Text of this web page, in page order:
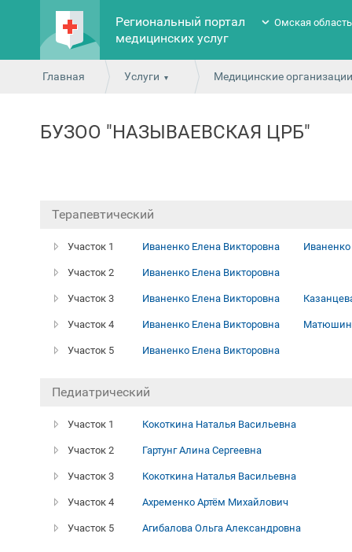
Региональный портал
медицинских услуг
Омская область
Главная Услуги Медицинские
БУЗОО "НАЗЫВАЕВСКАЯ ЦРБ"
Терапевтический
Участок 1 Иваненко Елена Викторовна
Участок 2 Иваненко Елена Викторовна
Участок 3 Иваненко Елена Викторовна
Участок 4 Иваненко Елена Викторовна
Участок 5 Иваненко Елена Викторовна
Педиатрический
Участок 1 Кокоткина Наталья Васильевна
Участок 2 Гартунг Алина Сергеевна
Участок 3 Кокоткина Наталья Васильевна
Участок 4 Ахременко Артём Михайлович
Участок 5 Агибалова Ольга Александровна